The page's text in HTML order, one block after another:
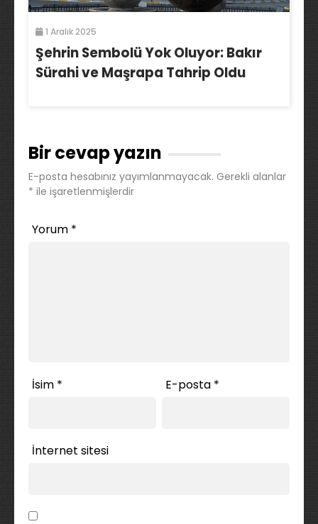
1 Aralık 2025
Şehrin Sembolü Yok Oluyor: Bakır
Sürahi ve Maşrapa Tahrip Oldu
Bir cevap yazın
E-posta hesabınız yayımlanmayacak. Gerekli alanlar
* ile işaretlenmişlerdir
Yorum *
İsim * E-posta *
İnternet sitesi